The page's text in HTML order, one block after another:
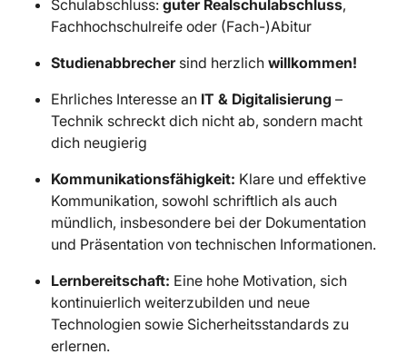
Schulabschluss: guter Realschulabschluss,
Fachhochschulreife oder (Fach-)Abitur
Studienabbrechersind herzlich willkommen!
Ehrliches Interesse an IT & Digitalisierung –
Technik schreckt dich nicht ab, sondern macht
dich neugierig
Kommunikationsfähigkeit: Klare und effektive
Kommunikation, sowohl schriftlich als auch
mündlich, insbesondere bei der Dokumentation
und Präsentation von technischen Informationen.
Lernbereitschaft: Eine hohe Motivation, sich
kontinuierlich weiterzubilden und neue
Technologien sowie Sicherheitsstandards zu
erlernen.